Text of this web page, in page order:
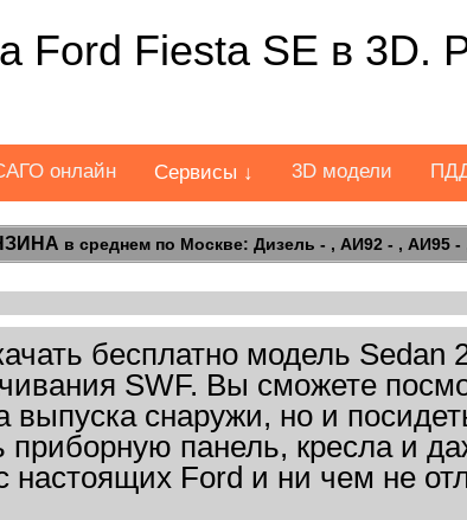
Ford Fiesta SE в 3D.
онлайн Сервисы ↓ 3D модели
в среднем по Москве: Дизель - , АИ92 - , АИ95 -
бесплатно модель Sedan
SWF. Вы сможете
выпуска снаружи, но и
приборную панель, кресла и
Ford и ни чем не